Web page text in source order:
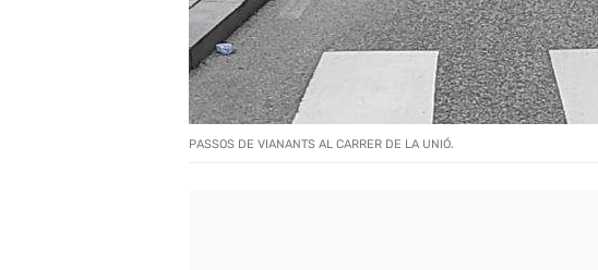
PASSOS DE VIANANTS AL CARRER DE LA UNIÓ.